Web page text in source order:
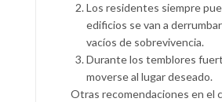
Los residentes siempre
edificios se van a
vacíos de sobrevivencia.
Durante los temblores
moverse al lugar deseado.
Otras recomendaciones en el